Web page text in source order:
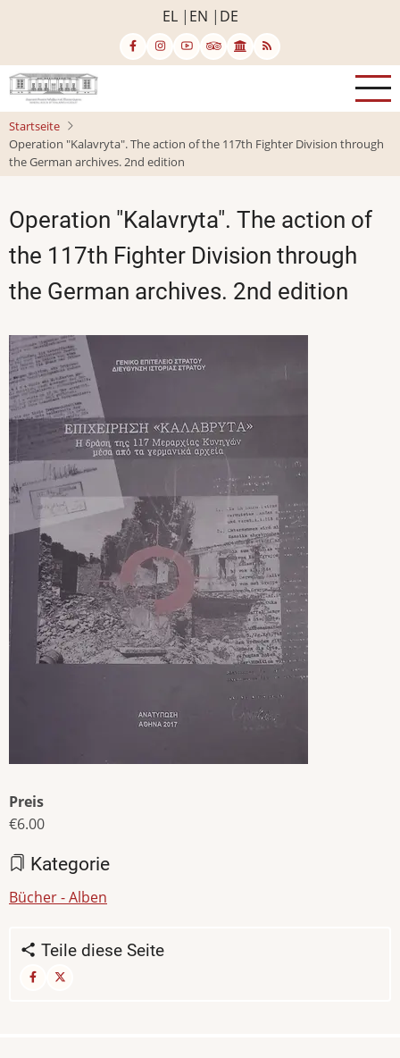
EL EN DE
Startseite
Operation "Kalavryta". The action of the 117th Fighter Division through
the German archives. 2nd edition
Operation "Kalavryta". The action of
the 117th Fighter Division through
the German archives. 2nd edition
Preis
€6.00
Kategorie
Bücher - Alben
Teile diese Seite